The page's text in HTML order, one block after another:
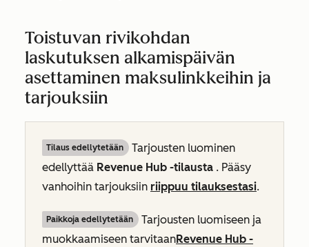
Toistuvan rivikohdan
laskutuksen alkamispäivän
asettaminen maksulinkkeihin ja
tarjouksiin
Tilaus edellytetään
Tarjousten luominen
edellyttää Revenue Hub -tilausta . Pääsy
vanhoihin tarjouksiin riippuu tilauksestasi.
Paikkoja edellytetään
Tarjousten luomiseen ja
muokkaamiseen tarvitaanRevenue Hub -